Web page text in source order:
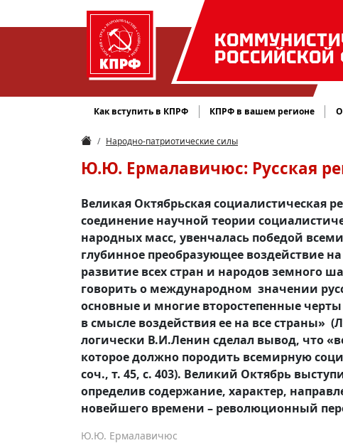
Как вступить в КПРФ КПРФ в вашем регионе
Народно-патриотические силы
Ю.Ю. Ермалавичюс: Русская
Великая Октябрьская социалистическая
соединение научной теории
народных масс, увенчалась победой
глубинное преобразующее воздействие
развитие всех стран и народов земного
говорить о международном значении
основные и многие второстепенные
в смысле воздействия ее на все страны»
логически В.И.Ленин сделал вывод, что
которое должно породить всемирную
соч., т. 45, с. 403). Великий Октябрь
определив содержание, характер,
новейшего времени – революционный
Ю.Ю. Ермалавичюс